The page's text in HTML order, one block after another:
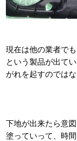
現在は他の業者で
という製品が出て
がれを起すのでは
下地が出来たら意
塗っていって、時